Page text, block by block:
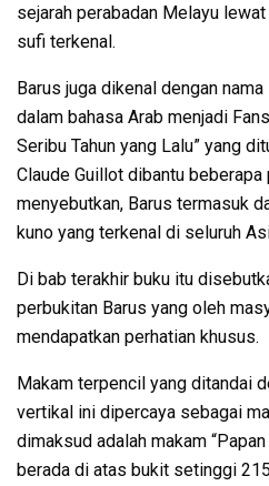
sejarah perabadan Melayu
sufi terkenal.
Barus juga dikenal dengan
dalam bahasa Arab menjadi
Seribu Tahun yang Lalu” yang
Claude Guillot dibantu beberapa
menyebutkan, Barus termasuk
kuno yang terkenal di seluruh
Di bab terakhir buku itu
perbukitan Barus yang oleh
mendapatkan perhatian khusus.
Makam terpencil yang ditandai
vertikal ini dipercaya sebagai
dimaksud adalah makam
berada di atas bukit setinggi